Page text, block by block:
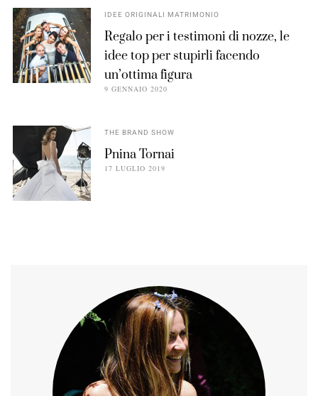
IDEE ORIGINALI MATRIMONIO
Regalo per i testimoni di nozze, le
idee top per stupirli facendo
un’ottima figura
9 GENNAIO 2020
THE BRAND SHOW
Pnina Tornai
17 LUGLIO 2019